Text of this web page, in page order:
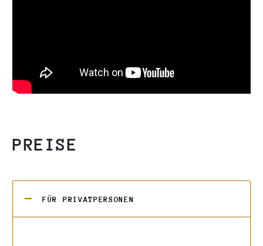
PREISE
FÜR PRIVATPERSONEN